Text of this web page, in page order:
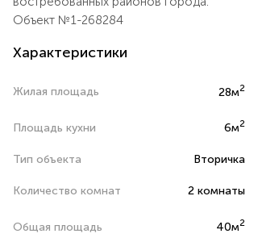
Объект №1-268284
Характеристики
Жилая площадь 28м2
Площадь кухни 6м2
Тип объекта Вторичка
Количество комнат 2 комнаты
Общая площадь 40м2